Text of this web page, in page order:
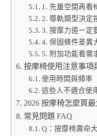
1. 先量空間再看
2. 導軌類型決定
3. 按摩力道一定
4. 保固條件差異
5. 附加功能看需
按摩椅使用注意事項
使用時間與頻率
這些人不適合使
2026 按摩椅怎麼買最
常見問題 FAQ
Q：按摩椅壽命